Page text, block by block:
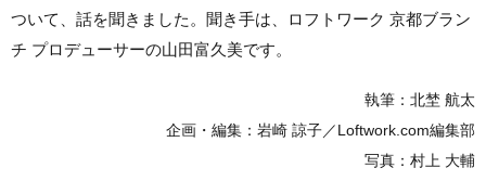
ついて、話を聞きました。聞き手は、ロフトワーク 京都ブラン
チ プロデューサーの山田富久美です。
執筆：北埜 航太
企画・編集：岩崎 諒子／Loftwork.com編集部
写真：村上 大輔